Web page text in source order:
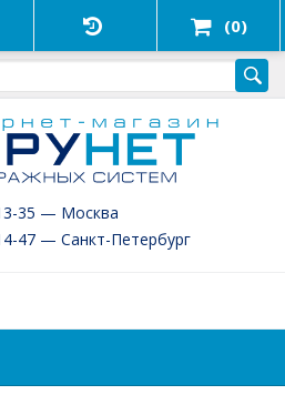
(0)
35 — Москва
47 — Санкт-Петербург